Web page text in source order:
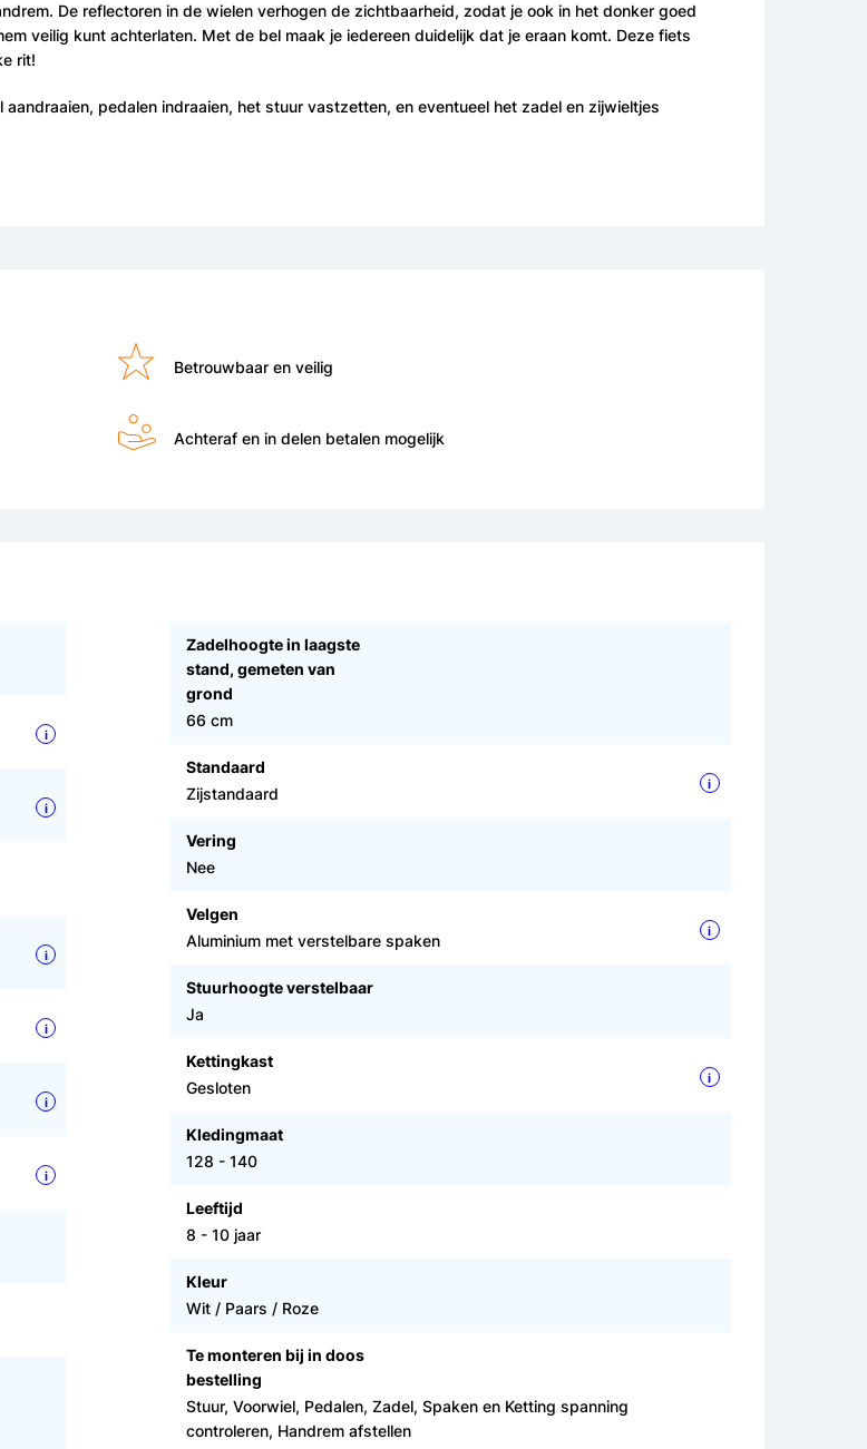
Betrouwbaar en veilig
Achteraf en in delen betalen mogelijk
De reflectoren in de wielen verhogen de zichtbaarheid, zodat je ook in het donker goed
veilig kunt achterlaten. Met de bel maak je iedereen duidelijk dat je eraan komt. Deze fiets
rit!
pedalen indraaien, het stuur vastzetten, en eventueel het zadel en zijwieltjes
i
i
i
i
i
i
Zadelhoogte in laagste
stand, gemeten van
grond
66 cm
Standaard
Zijstandaard
i
Vering
Nee
Velgen
Aluminium met verstelbare spaken
i
Stuurhoogte verstelbaar
Ja
Kettingkast
Gesloten
i
Kledingmaat
128 - 140
Leeftijd
8 - 10 jaar
Kleur
Wit / Paars / Roze
Te monteren bij in doos
bestelling
Stuur, Voorwiel, Pedalen, Zadel, Spaken en Ketting spanning
controleren, Handrem afstellen